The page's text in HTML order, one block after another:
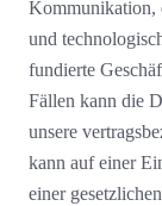
Kommunikation,
und
fundierte
Fällen kann die
unsere
kann auf einer
einer